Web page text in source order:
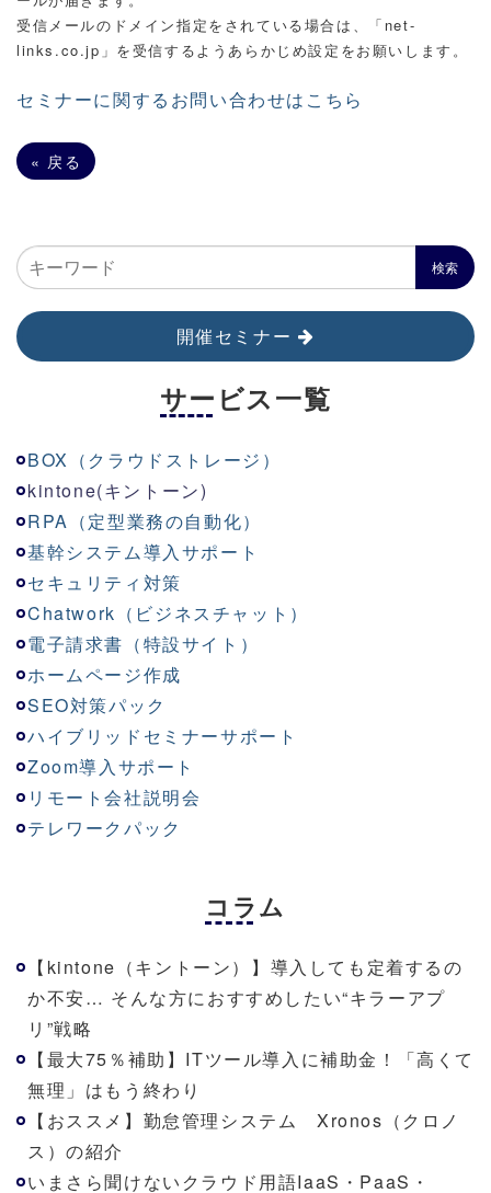
受信メールのドメイン指定をされている場合は、「net-
links.co.jp」を受信するようあらかじめ設定をお願いします。
セミナーに関するお問い合わせはこちら
« 戻る
開催セミナー
サービス一覧
BOX（クラウドストレージ）
kintone(キントーン)
RPA（定型業務の自動化）
基幹システム導入サポート
セキュリティ対策
Chatwork（ビジネスチャット）
電子請求書（特設サイト）
ホームページ作成
SEO対策パック
ハイブリッドセミナーサポート
Zoom導入サポート
リモート会社説明会
テレワークパック
コラム
【kintone（キントーン）】導入しても定着するの
か不安… そんな方におすすめしたい“キラーアプ
リ”戦略
【最大75％補助】ITツール導入に補助金！「高くて
無理」はもう終わり
【おススメ】勤怠管理システム Xronos（クロノ
ス）の紹介
いまさら聞けないクラウド用語IaaS・PaaS・